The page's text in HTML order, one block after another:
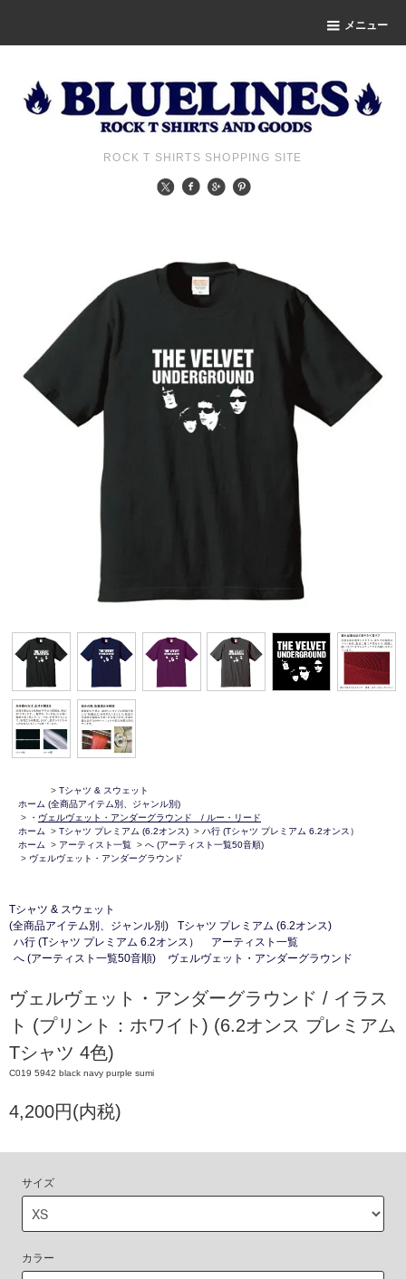
メニュー
ROCK T SHIRTS SHOPPING SITE
ホーム
> Tシャツ & スウェット
(全商品アイテム別、ジャンル別)
>
・ ヴェルヴェット・アンダーグラウンド / ルー・リード
ホーム
> Tシャツ プレミアム (6.2オンス) > ハ行 (Tシャツ プレミアム 6.2オンス）
ホーム
> アーティスト一覧 > へ (アーティスト一覧50音順)
> ヴェルヴェット・アンダーグラウンド
Tシャツ & スウェット
(全商品アイテム別、ジャンル別)
Tシャツ プレミアム (6.2オンス)
ハ行 (Tシャツ プレミアム 6.2オンス）
アーティスト一覧
へ (アーティスト一覧50音順)
ヴェルヴェット・アンダーグラウンド
ヴェルヴェット・アンダーグラウンド / イラス
ト (プリント：ホワイト) (6.2オンス プレミアム
Tシャツ 4色)
C019 5942 black navy purple sumi
4,200円(内税)
サイズ
カラー